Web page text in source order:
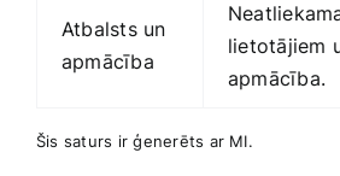
Atbalsts un
apmācība
lietotājiem
apmācība.
Šis saturs‌ ir ģenerēts ar MI.